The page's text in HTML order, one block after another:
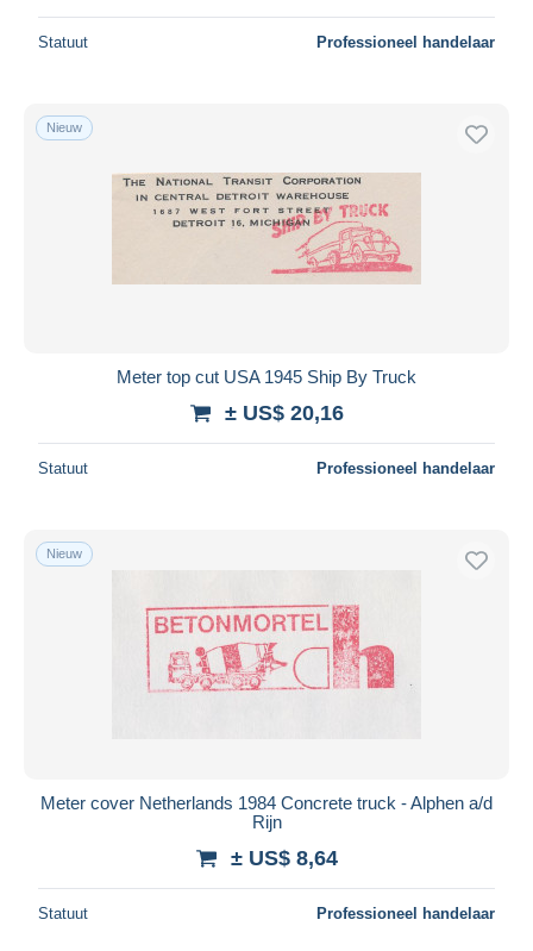
Statuut Professioneel handelaar
Nieuw
Meter top cut USA 1945 Ship By Truck
± US$ 20,16
Statuut Professioneel handelaar
Nieuw
Meter cover Netherlands 1984 Concrete truck - Alphen a/d
Rijn
± US$ 8,64
Statuut Professioneel handelaar